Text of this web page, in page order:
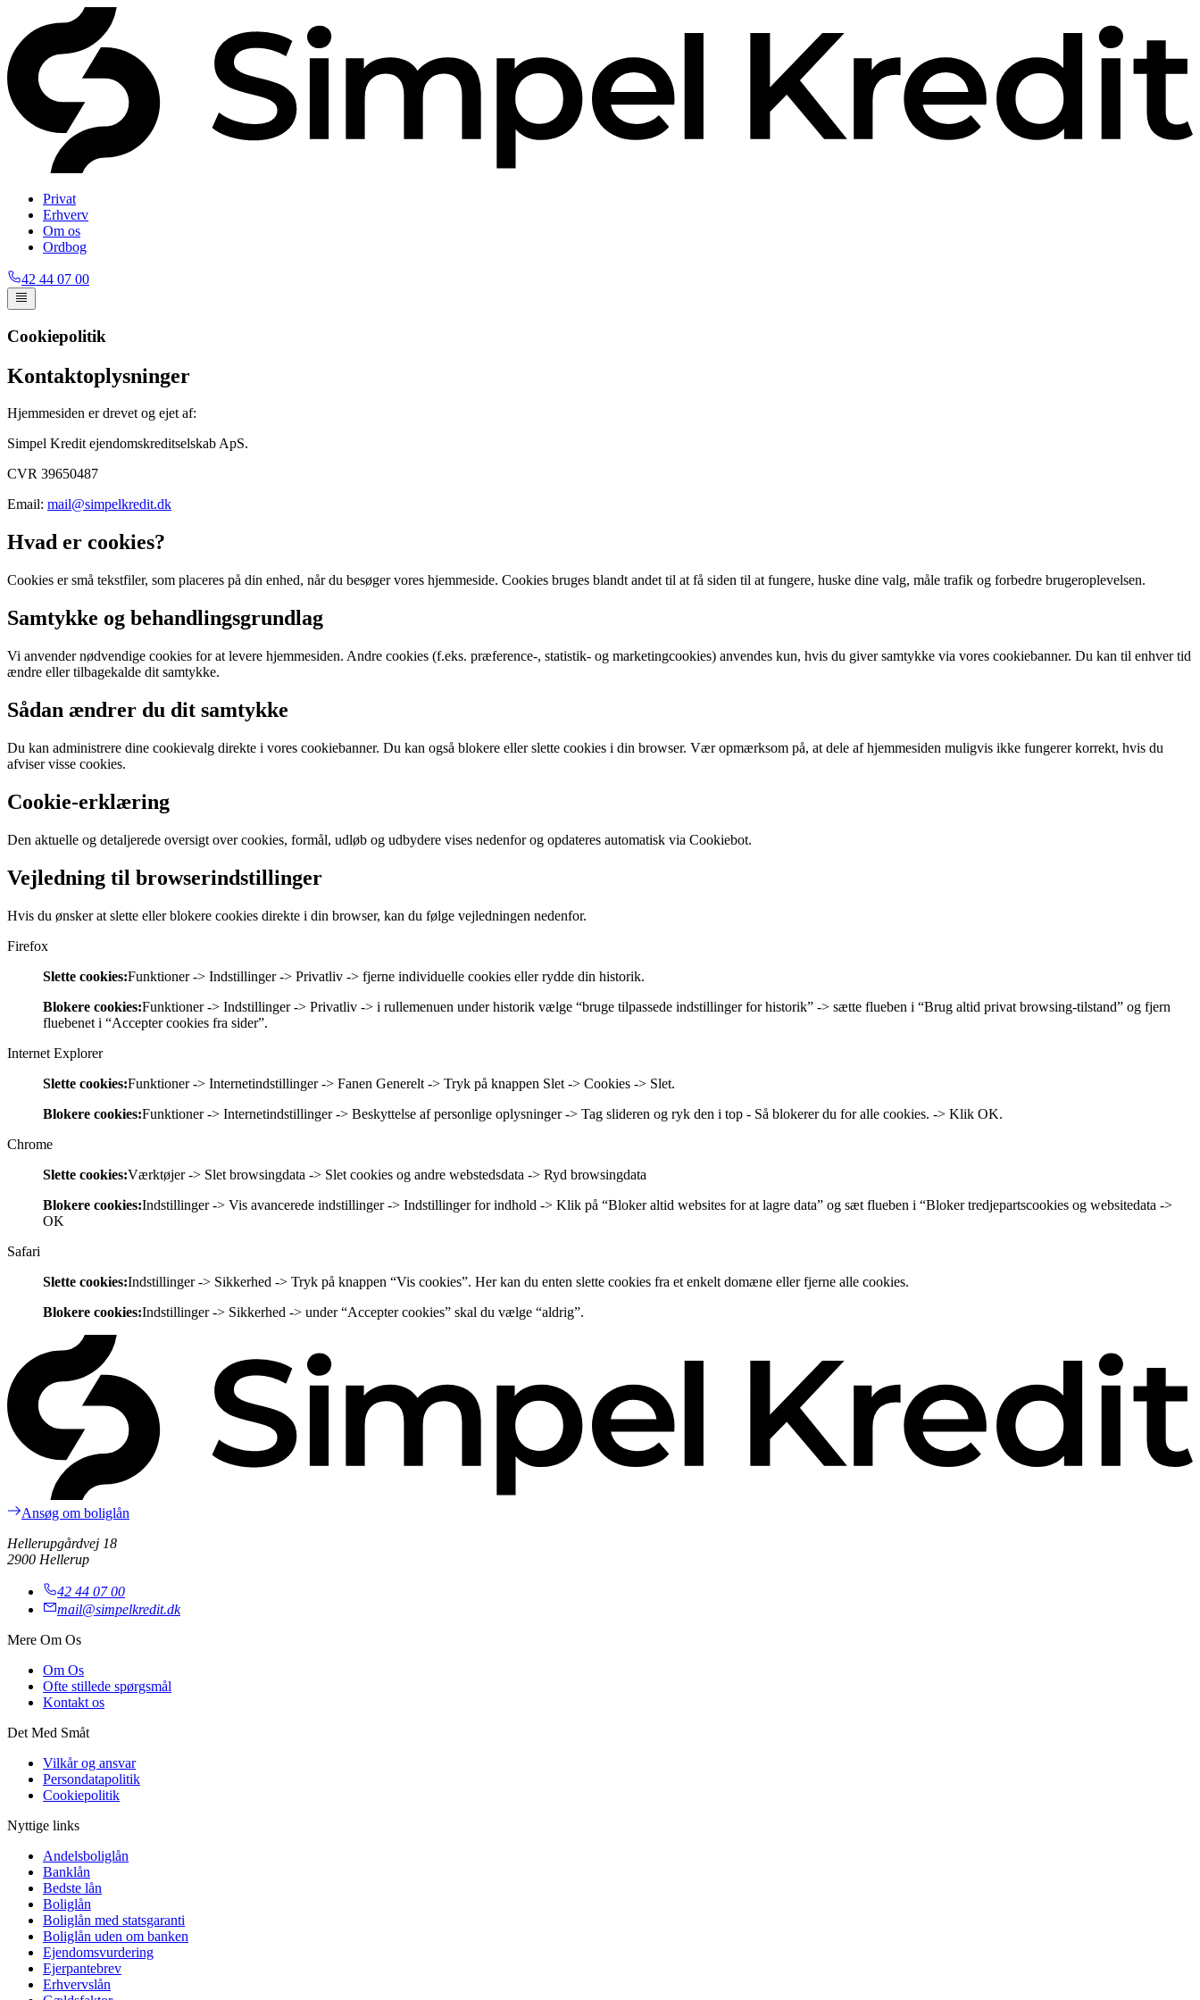
Privat
Erhverv
Om os
Ordbog
42 44 07 00
Cookiepolitik
Kontaktoplysninger
Hjemmesiden er drevet og ejet af:
Simpel Kredit ejendomskreditselskab ApS.
CVR 39650487
Email: mail@simpelkredit.dk
Hvad er cookies?
Cookies er små tekstfiler, som placeres på din enhed, når du besøger vores hjemmeside. Cookies bruges blandt andet til at få siden til at fungere, huske dine valg, måle trafik og forbedre brugeroplevelsen.
Samtykke og behandlingsgrundlag
Vi anvender nødvendige cookies for at levere hjemmesiden. Andre cookies (f.eks. præference-, statistik- og marketingcookies) anvendes kun, hvis du giver samtykke via vores cookiebanner. Du kan til enhver tid
ændre eller tilbagekalde dit samtykke.
Sådan ændrer du dit samtykke
Du kan administrere dine cookievalg direkte i vores cookiebanner. Du kan også blokere eller slette cookies i din browser. Vær opmærksom på, at dele af hjemmesiden muligvis ikke fungerer korrekt, hvis du
afviser visse cookies.
Cookie-erklæring
Den aktuelle og detaljerede oversigt over cookies, formål, udløb og udbydere vises nedenfor og opdateres automatisk via Cookiebot.
Vejledning til browserindstillinger
Hvis du ønsker at slette eller blokere cookies direkte i din browser, kan du følge vejledningen nedenfor.
Firefox
Slette cookies:Funktioner -> Indstillinger -> Privatliv -> fjerne individuelle cookies eller rydde din historik.
Blokere cookies:Funktioner -> Indstillinger -> Privatliv -> i rullemenuen under historik vælge “bruge tilpassede indstillinger for historik” -> sætte flueben i “Brug altid privat browsing-tilstand” og fjern
fluebenet i “Accepter cookies fra sider”.
Internet Explorer
Slette cookies:Funktioner -> Internetindstillinger -> Fanen Generelt -> Tryk på knappen Slet -> Cookies -> Slet.
Blokere cookies:Funktioner -> Internetindstillinger -> Beskyttelse af personlige oplysninger -> Tag slideren og ryk den i top - Så blokerer du for alle cookies. -> Klik OK.
Chrome
Slette cookies:Værktøjer -> Slet browsingdata -> Slet cookies og andre webstedsdata -> Ryd browsingdata
Blokere cookies:Indstillinger -> Vis avancerede indstillinger -> Indstillinger for indhold -> Klik på “Bloker altid websites for at lagre data” og sæt flueben i “Bloker tredjepartscookies og websitedata ->
OK
Safari
Slette cookies:Indstillinger -> Sikkerhed -> Tryk på knappen “Vis cookies”. Her kan du enten slette cookies fra et enkelt domæne eller fjerne alle cookies.
Blokere cookies:Indstillinger -> Sikkerhed -> under “Accepter cookies” skal du vælge “aldrig”.
Ansøg om boliglån
Hellerupgårdvej 18
2900 Hellerup
42 44 07 00
mail@simpelkredit.dk
Mere Om Os
Om Os
Ofte stillede spørgsmål
Kontakt os
Det Med Småt
Vilkår og ansvar
Persondatapolitik
Cookiepolitik
Nyttige links
Andelsboliglån
Banklån
Bedste lån
Boliglån
Boliglån med statsgaranti
Boliglån uden om banken
Ejendomsvurdering
Ejerpantebrev
Erhvervslån